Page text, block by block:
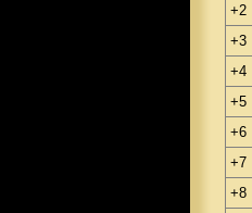
+2
+3
+4
+5
+6
+7
+8